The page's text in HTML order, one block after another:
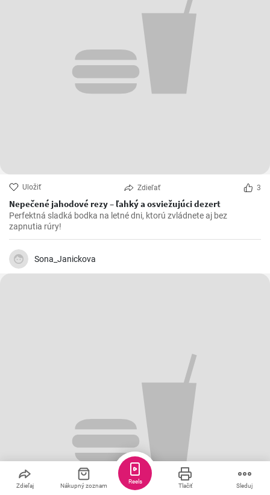
Uložiť Zdieľať 3
Nepečené jahodové rezy – ľahký a osviežujúci dezert
Perfektná sladká bodka na letné dni, ktorú zvládnete aj bez
zapnutia rúry!
Sona_Janickova
Zdieľaj Nákupný zoznam Tlačiť Sleduj
Reels